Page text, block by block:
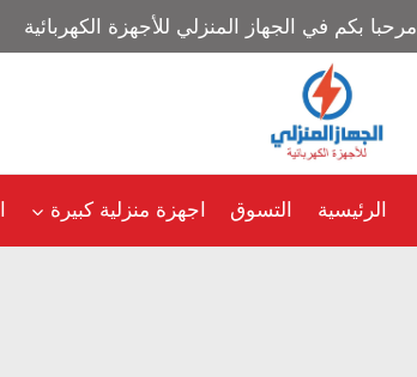
مرحبا بكم في الجهاز المنزلي للأجهزة الكهربائية
الرئيسية التسوق اجهزة منزلية كبيرة